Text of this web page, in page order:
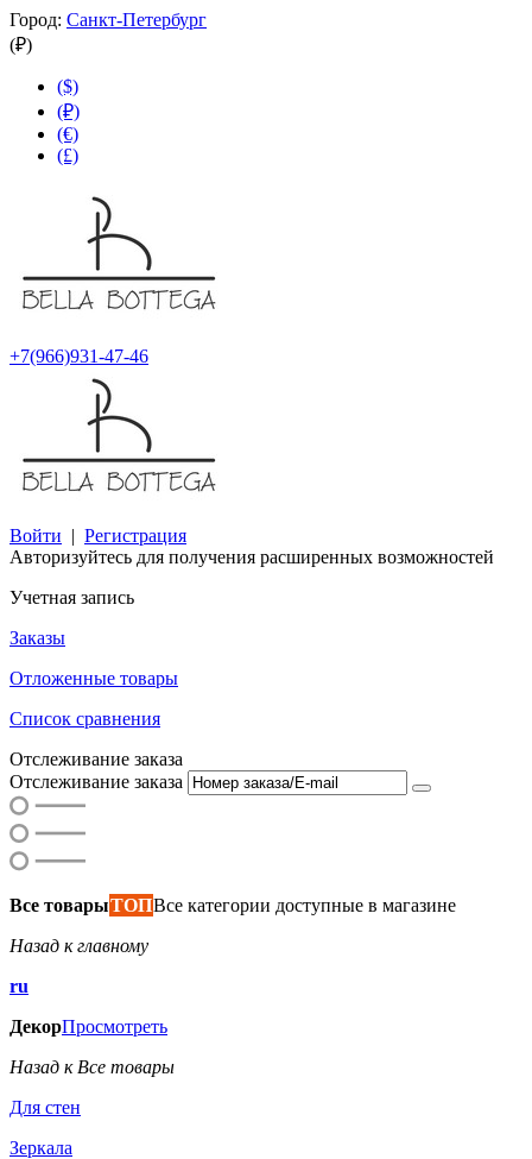
Город: Санкт-Петербург
(₽)
($)
(₽)
(€)
(£)
+7(966)931-47-46
Войти | Регистрация
Авторизуйтесь для получения расширенных возможностей
Учетная запись
Заказы
Отложенные товары
Список сравнения
Отслеживание заказа
Отслеживание заказа
Все товарыТОПВсе категории доступные в магазине
Назад к главному
ru
ДекорПросмотреть
Назад к Все товары
Для стен
Зеркала